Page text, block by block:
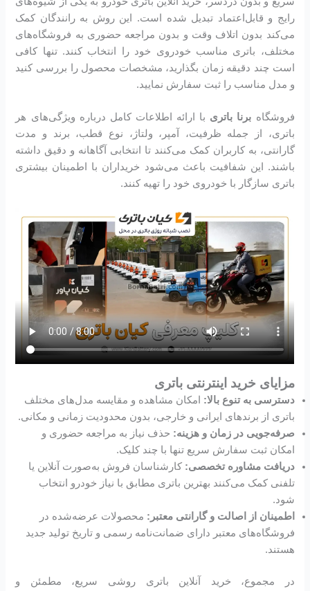
رایج و قابل‌اعتماد تبدیل شده است. این روش به رانندگان کمک
می‌کند بدون اتلاف وقت و بدون مراجعه حضوری به فروشگاه‌های
مختلف، باتری مناسب خودروی خود را انتخاب کنند. تنها کافی
است چند دقیقه زمان بگذارید، مشخصات محصول را بررسی کنید
و مدل مناسب را ثبت سفارش نمایید.
فروشگاه‌ برنا باتری با ارائه اطلاعات کامل درباره ویژگی‌های هر
باتری، از جمله ظرفیت، آمپر، ولتاژ، نوع قطب، برند و مدت
گارانتی، به کاربران کمک می‌کنند تا انتخابی آگاهانه و دقیق داشته
باشند. این شفافیت باعث می‌شود خریداران با اطمینان بیشتری
باتری سازگار با خودروی خود را تهیه کنند.
مزایای خرید اینترنتی باتری
دسترسی به تنوع بالا: امکان مشاهده و مقایسه مدل‌های مختلف
باتری از برندهای ایرانی و خارجی، بدون محدودیت زمانی و مکانی.
صرفه‌جویی در زمان و هزینه: حذف نیاز به مراجعه حضوری و
امکان ثبت سفارش سریع تنها با چند کلیک.
دریافت مشاوره تخصصی: کارشناسان فروش به‌صورت آنلاین یا
تلفنی کمک می‌کنند بهترین باتری مطابق با نیاز خودرو انتخاب
شود.
اطمینان از اصالت و گارانتی معتبر: محصولات عرضه‌شده در
فروشگاه‌های معتبر دارای ضمانت‌نامه رسمی و تاریخ تولید جدید
هستند.
در مجموع، خرید آنلاین باتری روشی سریع، مطمئن و